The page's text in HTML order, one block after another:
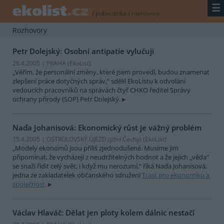
/ publicistika / rozhovory ☰
Rozhovory
Petr Dolejský: Osobní antipatie vylučuji
26.4.2005 | PRAHA (EkoList)
„Věřím, že personální změny, které jsem provedl, budou znamenat
zlepšení práce dotyčných správ,“ sdělil EkoListu k odvolání
vedoucích pracovníků na správách čtyř CHKO ředitel Správy
ochrany přírody (SOP) Petr Dolejský.
Naďa Johanisová: Ekonomický růst je vážný problém
15.4.2005 | OSTROLOVSKÝ ÚJEZD (jižní Čechy) (EkoList)
„Modely ekonomů jsou příliš zjednodušené. Musíme jim
připomínat, že vycházejí z neudržitelných hodnot a že jejich „věda“
se snaží řídit celý svět, i když mu nerozumí,“ říká Naďa Johanisová,
jedna ze zakladatelek občanského sdruženíTrast pro ekonomiku a
společnost.
Václav Hlaváč: Dělat jen ploty kolem dálnic nestačí